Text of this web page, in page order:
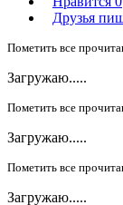
Друзья
Пометить все
Загружаю.....
Пометить все
Загружаю.....
Пометить все
Загружаю.....